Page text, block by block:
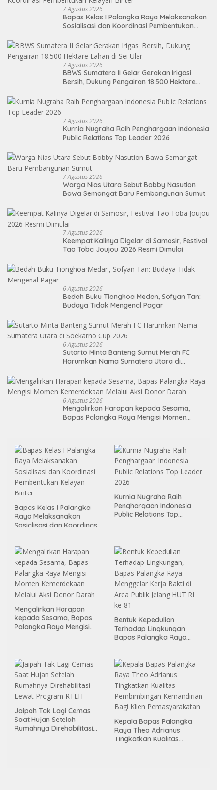
7 Agustus 2026
Bapas Kelas I Palangka Raya Melaksanakan
Sosialisasi dan Koordinasi Pembentukan
7 Agustus 2026
BBWS Sumatera II Gelar Gerakan Irigasi
Bersih, Dukung Pengairan 18.500 Hektare
7 Agustus 2026
Kurnia Nugraha Raih Penghargaan Indonesia
Public Relations Top Leader 2026
7 Agustus 2026
Warga Nias Utara Sebut Bobby Nasution
Bawa Semangat Baru Pembangunan Sumut
7 Agustus 2026
Keempat Kalinya Digelar di Samosir, Festival
Tao Toba Joujou 2026 Resmi Dimulai
6 Agustus 2026
Bedah Buku Tionghoa Medan, Sofyan Tan:
Budaya Tidak Mengenal Pagar
6 Agustus 2026
Sutarto Minta Banteng Sumut Merah FC
Harumkan Nama Sumatera Utara di
6 Agustus 2026
Mengalirkan Harapan kepada Sesama,
Bapas Palangka Raya Mengisi Momen
Bapas Kelas I Palangka
Raya Melaksanakan
Sosialisasi dan Koordinasi
Kurnia Nugraha Raih
Penghargaan Indonesia
Public Relations Top
Mengalirkan Harapan
kepada Sesama, Bapas
Palangka Raya Mengisi
Bentuk Kepedulian
Terhadap Lingkungan,
Bapas Palangka Raya
ke-81
Jaipah Tak Lagi Cemas
Saat Hujan Setelah
Rumahnya Direhabilitasi
Kepala Bapas Palangka
Raya Theo Adrianus
Tingkatkan Kualitas